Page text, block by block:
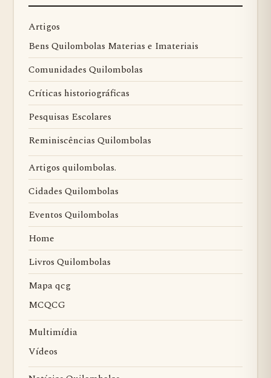
Artigos
Bens Quilombolas Materias e Imateriais
Comunidades Quilombolas
Críticas historiográficas
Pesquisas Escolares
Reminiscências Quilombolas
Artigos quilombolas.
Cidades Quilombolas
Eventos Quilombolas
Home
Livros Quilombolas
Mapa qcg
MCQCG
Multimídia
Vídeos